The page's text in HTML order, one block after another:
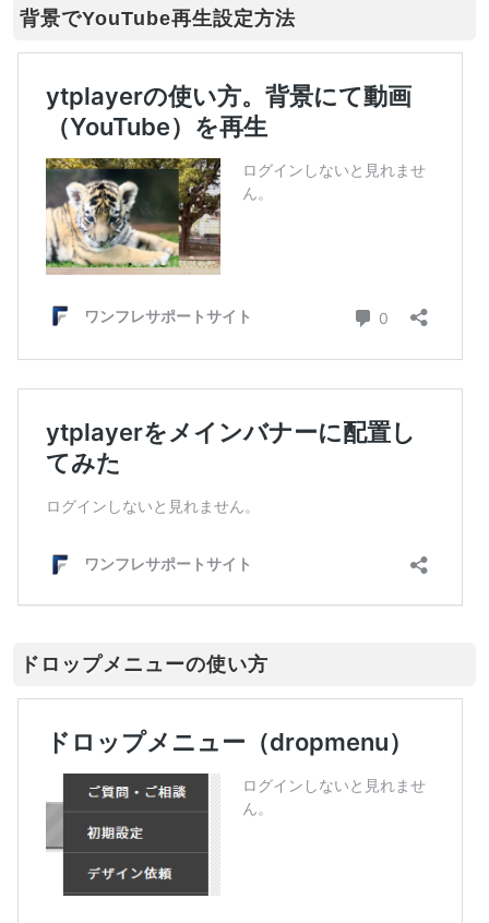
背景でYouTube再生設定方法
ドロップメニューの使い方